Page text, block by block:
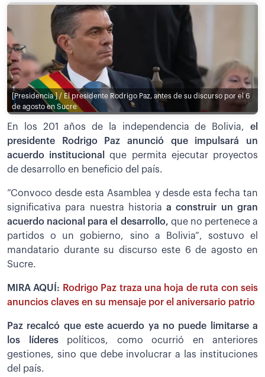
[Presidencia ] / El presidente Rodrigo Paz, antes de su discurso por el 6
de agosto en Sucre
En los 201 años de la independencia de Bolivia, el
presidente Rodrigo Paz anunció que impulsará un
acuerdo institucional
que permita ejecutar proyectos
de desarrollo en beneficio del país.
”Convoco desde esta Asamblea y desde esta fecha tan
significativa para nuestra historiaa construir un gran
acuerdo nacional para el desarrollo, que no pertenece a
partidos o un gobierno, sino a Bolivia”, sostuvo el
mandatario durante su discurso este 6 de agosto en
Sucre.
MIRA AQUÍ: Rodrigo Paz traza una hoja de ruta con seis
anuncios claves en su mensaje por el aniversario patrio
Paz recalcó que este acuerdo ya no puede limitarse a
los líderespolíticos, como ocurrió en anteriores
gestiones, sino que debe involucrar a las instituciones
del país.